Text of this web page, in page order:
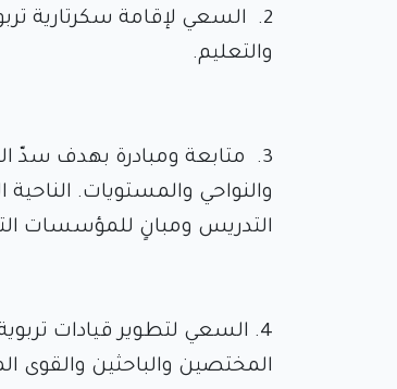
2. السعي لإقامة سكرتارية
والتعليم.
3. متابعة ومبادرة بهدف سدّ
والنواحي والمستويات.
التدريس ومبانٍ للمؤسسات
4. السعي لتطوير قيادات
المختصين والباحثين والقوى